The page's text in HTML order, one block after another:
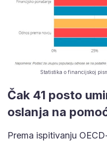
Statistika o financijskoj
Čak 41 posto
oslanja na
Prema ispitivanju